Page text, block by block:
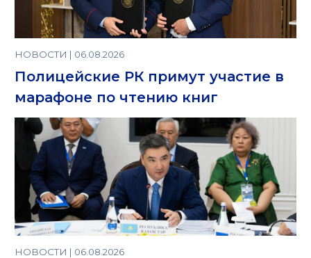
НОВОСТИ | 06.08.2026
Полицейские РК примут участие в
марафоне по чтению книг
НОВОСТИ | 06.08.2026